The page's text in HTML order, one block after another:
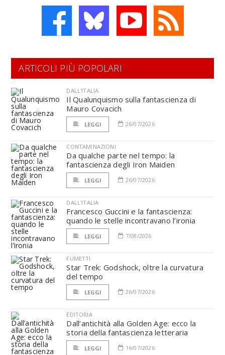
ARTICOLI PIÙ POPOLARI
DALL'ITALIA
Il Qualunquismo sulla fantascienza di
Mauro Covacich
LEGGI 26/07/2026
CONTAMINAZIONI
Da qualche parte nel tempo: la
fantascienza degli Iron Maiden
LEGGI 26/07/2026
DALL'ITALIA
Francesco Guccini e la fantascienza:
quando le stelle incontravano l’ironia
LEGGI 7/08/2026
FUMETTI
Star Trek: Godshock, oltre la curvatura
del tempo
LEGGI 26/07/2026
EDITORIA
Dall’antichità alla Golden Age: ecco la
storia della fantascienza letteraria
LEGGI 16/07/2026